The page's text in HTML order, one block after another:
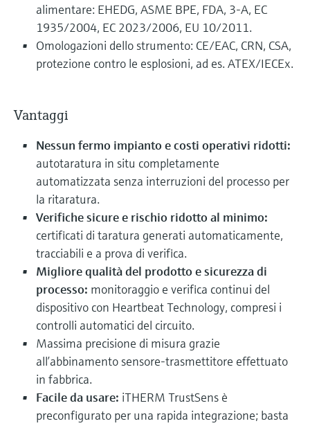
alimentare: EHEDG, ASME BPE, FDA, 3-A, EC
1935/2004, EC 2023/2006, EU 10/2011.
Omologazioni dello strumento: CE/EAC, CRN, CSA,
protezione contro le esplosioni, ad es. ATEX/IECEx.
Vantaggi
Nessun fermo impianto e costi operativi ridotti:
autotaratura in situ completamente
automatizzata senza interruzioni del processo per
la ritaratura.
Verifiche sicure e rischio ridotto al minimo:
certificati di taratura generati automaticamente,
tracciabili e a prova di verifica.
Migliore qualità del prodotto e sicurezza di
processo: monitoraggio e verifica continui del
dispositivo con Heartbeat Technology, compresi i
controlli automatici del circuito.
Massima precisione di misura grazie
all’abbinamento sensore-trasmettitore effettuato
in fabbrica.
Facile da usare: iTHERM TrustSens è
preconfigurato per una rapida integrazione; basta